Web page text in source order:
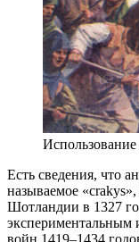
Есть сведения, что
называемое
Шотландии в 1327
войн 1419–1434